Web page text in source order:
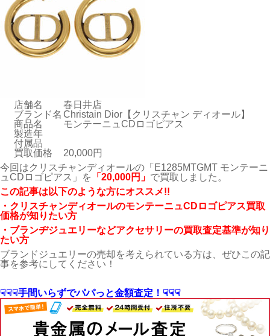
店舗名
春日井店
ブランド名 Christain Dior【クリスチャン ディオール】
商品名
モンテーニュCDロゴピアス
製造年
付属品
買取価格
20,000円
今回はクリスチャンディオールの「E1285MTGMT モンテーニ
ュCDロゴピアス」を
「20,000円」 で買取しました。
こ の記事は以下のような方にオススメ!!
・クリスチャンディオールのモンテーニュCDロゴピアス買取
価格が知りたい方
・ブランヂジュエリーなどアクセサリーの買取査定基準が知り
たい方
ブランドジュエリーの売却を考えられている方は、ぜひこの記
事を参考にしてください！
☟☟☟手間いらずでパパっと金額査定！☟☟☟